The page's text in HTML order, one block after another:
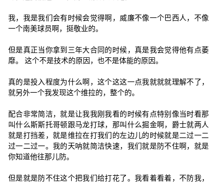
我，我是我们会有时候会觉得啊，威廉不像一个巴西人，不像
一个南美球员啊，挺敬业的。
但是真正当你拿到三年大合同的时候，真是我会觉得他有点萎
靡。 这个不是技术的原因，也不是体能的原因。
真的是投入程度为什么啊，这个这这一点我就就就理解不了，
就另外一个我发现这个维拉的，整个的。
配合非常简洁，就是让我我刚我看的时候有点特别像当时看那
叫什么斯斯托哥顿跟马龙打球，那叫什么掘金啊，爵士就两人
就是打挡差，就是维拉在打我们的左边儿的时候就是二过一二
过一二过一。我的天呐就简洁快速，我们就是防不住啊，就是
你知道他往那儿防。
但是就是防不住这个把我们给打花了。我看着看着，不防我，